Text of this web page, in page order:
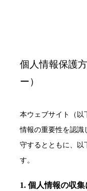
個人情報保護
ー）
本ウェブサイト（以
情報の重要性を認識
守するとともに、以
す。
1. 個人情報の収